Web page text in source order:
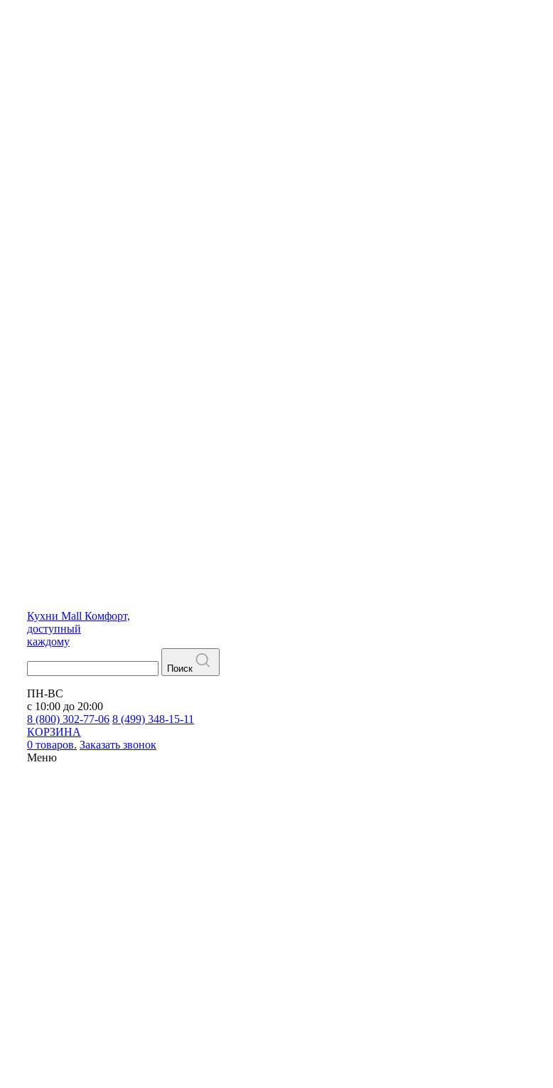
Кухни Mall Комфорт,
доступный
каждому
Поиск
ПН-ВС
с 10:00 до 20:00
8 (800) 302-77-06 8 (499) 348-15-11
КОРЗИНА
0 товаров. Заказать звонок
Меню